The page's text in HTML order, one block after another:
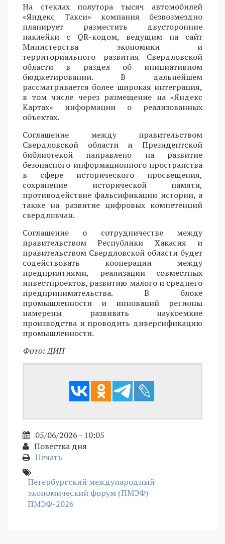
На стеклах полутора тысяч автомобилей
«Яндекс Такси» компания безвозмездно
планирует разместить двусторонние
наклейки с QR-кодом, ведущим на сайт
Министерства экономики и
территориального развития Свердловской
области в раздел об инициативном
бюджетировании. В дальнейшем
рассматривается более широкая интеграция,
в том числе через размещение на «Яндекс
Картах» информации о реализованных
объектах.
Соглашение между правительством
Свердловской области и Президентской
библиотекой направлено на развитие
безопасного информационного пространства
в сфере исторического просвещения,
сохранение исторической памяти,
противодействие фальсификации истории, а
также на развитие цифровых компетенций
свердловчан.
Соглашение о сотрудничестве между
правительством Республики Хакасия и
правительством Свердловской области будет
содействовать кооперации между
предприятиями, реализации совместных
инвестпроектов, развитию малого и среднего
предпринимательства. В блоке
промышленности и инноваций регионы
намерены развивать наукоемкие
производства и проводить диверсификацию
промышленности.
Фото: ДИП
05/06/2026 - 10:05
Повестка дня
Печать
Петербургский международный
экономический форум (ПМЭФ)
ПМЭФ-2026